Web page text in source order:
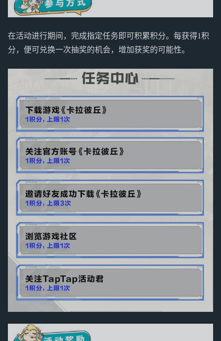
在活动进行期间，完成指定任务即可积累积分。每获得1积
分，便可兑换一次抽奖的机会，增加获奖的可能性。